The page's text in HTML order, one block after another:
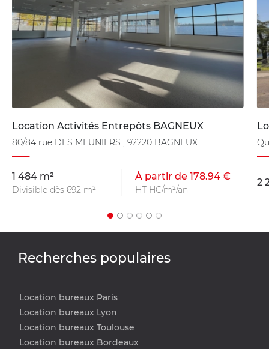
Location Activités Entrepôts BAGNEUX
80/84 rue DES MEUNIERS , 92220 BAGNEUX
1 484 m²
Divisible dès 692 m²
À partir de 178.94 €
HT HC/m²/an
2
Recherches populaires
Location bureaux Paris
Location bureaux Lyon
Location bureaux Toulouse
Location bureaux Bordeaux